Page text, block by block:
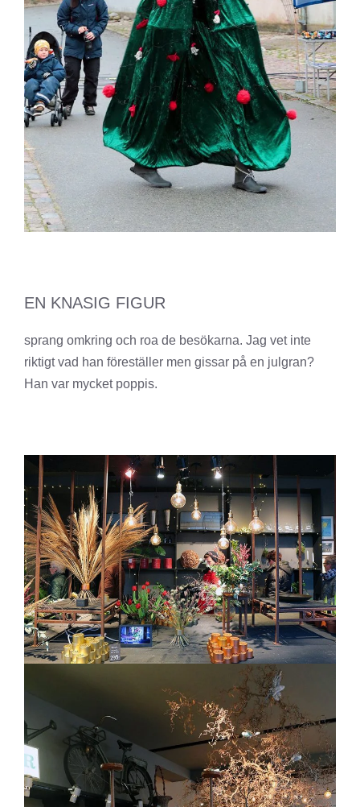
EN KNASIG FIGUR
sprang omkring och roa de besökarna. Jag vet inte
riktigt vad han föreställer men gissar på en julgran?
Han var mycket poppis.